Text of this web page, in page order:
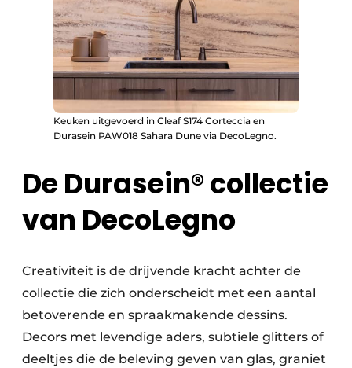
Keuken uitgevoerd in Cleaf S174 Corteccia en
Durasein PAW018 Sahara Dune via DecoLegno.
De Durasein® collectie
van DecoLegno
Creativiteit is de drijvende kracht achter de
collectie die zich onderscheidt met een aantal
betoverende en spraakmakende dessins.
Decors met levendige aders, subtiele glitters of
deeltjes die de beleving geven van glas, graniet